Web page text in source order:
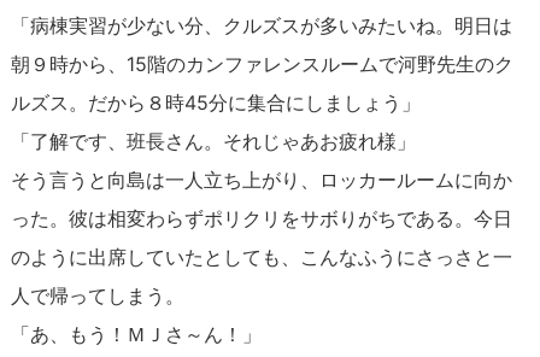
「病棟実習が少ない分、クルズスが多いみたいね。明日は
朝９時から、15階のカンファレンスルームで河野先生のク
ルズス。だから８時45分に集合にしましょう」
「了解です、班長さん。それじゃあお疲れ様」
そう言うと向島は一人立ち上がり、ロッカールームに向か
った。彼は相変わらずポリクリをサボりがちである。今日
のように出席していたとしても、こんなふうにさっさと一
人で帰ってしまう。
「あ、もう！ＭＪさ～ん！」